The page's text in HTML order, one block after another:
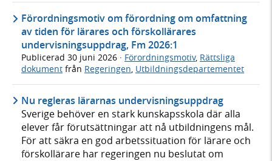
Förordningsmotiv om förordning om omfattning
av tiden för lärares och förskollärares
undervisningsuppdrag, Fm 2026:1
Publicerad 30 juni 2026 · Förordningsmotiv, Rättsliga
dokument från Regeringen, Utbildningsdepartementet
Nu regleras lärarnas undervisningsuppdrag
Sverige behöver en stark kunskapsskola där alla
elever får förutsättningar att nå utbildningens mål.
För att säkra en god arbetssituation för lärare och
förskollärare har regeringen nu beslutat om